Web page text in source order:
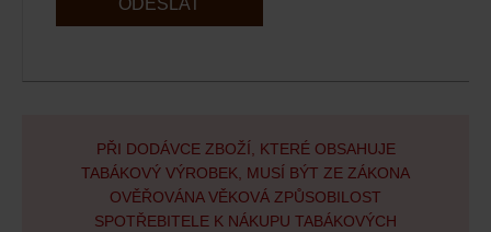
ODESLAT
PŘI DODÁVCE ZBOŽÍ, KTERÉ OBSAHUJE
TABÁKOVÝ VÝROBEK, MUSÍ BÝT ZE ZÁKONA
OVĚŘOVÁNA VĚKOVÁ ZPŮSOBILOST
SPOTŘEBITELE K NÁKUPU TABÁKOVÝCH